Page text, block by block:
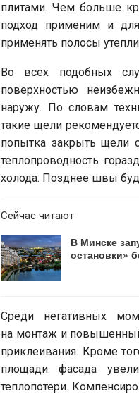
плитами. Чем больше
подход применим и
применять полосы
Во всех подобных
поверхностью
наружу. По словам
такие щели
попытка закрыть щели
теплопроводность
холода. Позднее швы
Сейчас читают
В Минске
остановки»
Среди негативных
на монтаж и
приклеивания. Кроме
площади фасада
теплопотери.